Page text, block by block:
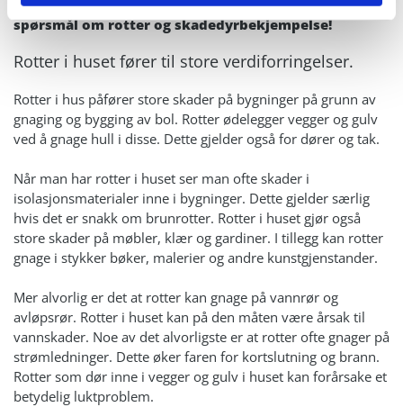
Ta kontakt med Larvik Skadedyrkontroll om du har
spørsmål om rotter og skadedyrbekjempelse!
Rotter i huset fører til store verdiforringelser.
Rotter i hus påfører store skader på bygninger på grunn av
gnaging og bygging av bol. Rotter ødelegger vegger og gulv
ved å gnage hull i disse. Dette gjelder også for dører og tak.
Når man har rotter i huset ser man ofte skader i
isolasjonsmaterialer inne i bygninger. Dette gjelder særlig
hvis det er snakk om brunrotter. Rotter i huset gjør også
store skader på møbler, klær og gardiner. I tillegg kan rotter
gnage i stykker bøker, malerier og andre kunstgjenstander.
Mer alvorlig er det at rotter kan gnage på vannrør og
avløpsrør. Rotter i huset kan på den måten være årsak til
vannskader. Noe av det alvorligste er at rotter ofte gnager på
strømledninger. Dette øker faren for kortslutning og brann.
Rotter som dør inne i vegger og gulv i huset kan forårsake et
betydelig luktproblem.